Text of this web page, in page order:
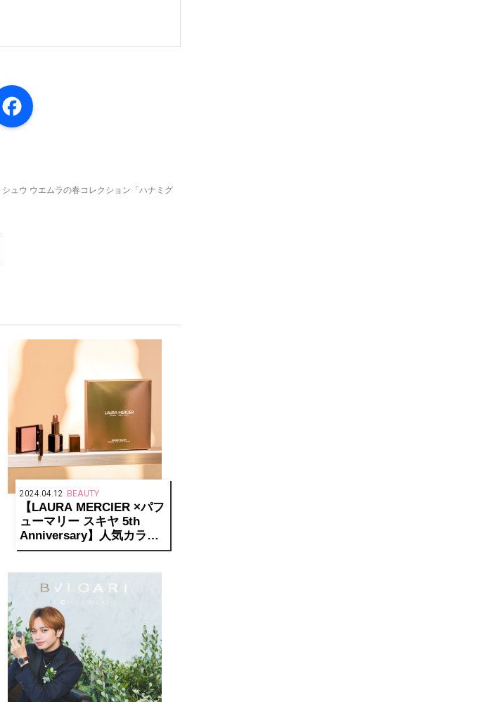
シュウ ウエムラの春コレクション「ハナミグ
2024.04.12 BEAUTY
【LAURA MERCIER ×パフ
ューマリー スキヤ 5th
Anniversary】人気カラー
アイテムの日本限定キット